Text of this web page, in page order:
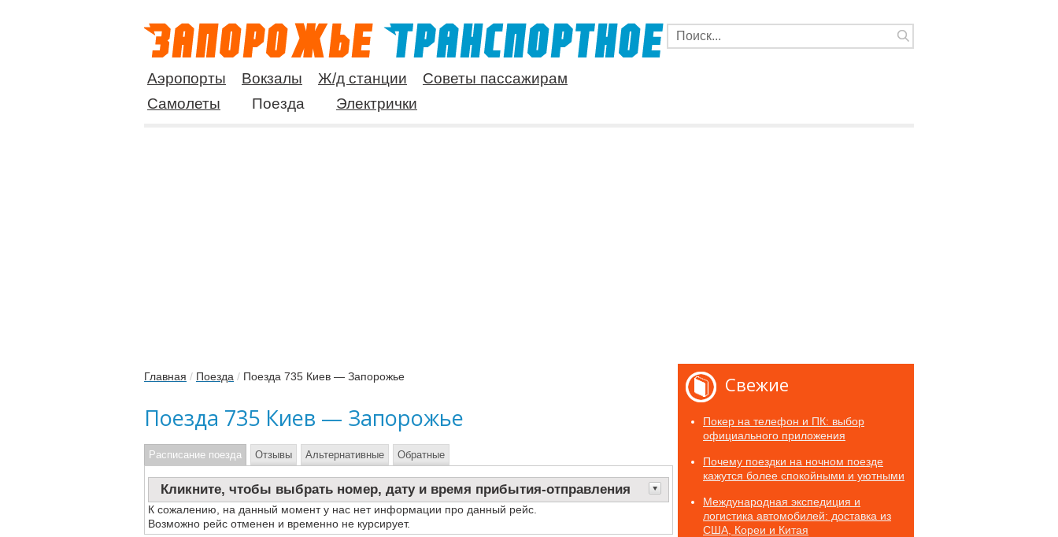
Аэропорты Вокзалы Ж/д станции
Советы пассажирам
Самолеты
Поезда Электрички
Главная / Поезда / Поезда 735 Киев — Запорожье
Поезда 735 Киев — Запорожье
Расписание поезда
Кликните, чтобы выбрать номер, дату и время прибытия-отправления
К сожалению, на данный момент у нас нет информации про данный рейс.
Возможно рейс отменен и временно не курсирует.
Отзывы Альтернативные Обратные
Свежие
Покер на телефон и ПК: выбор
официального приложения
Почему поездки на ночном поезде
кажутся более спокойными и уютными
Международная экспедиция и
логистика автомобилей: доставка из
США, Кореи и Китая